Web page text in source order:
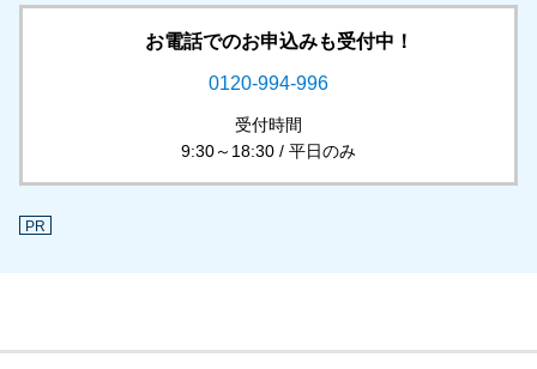
お電話でのお申込みも受付中！
0120-994-996
受付時間
9:30～18:30 / 平日のみ
PR